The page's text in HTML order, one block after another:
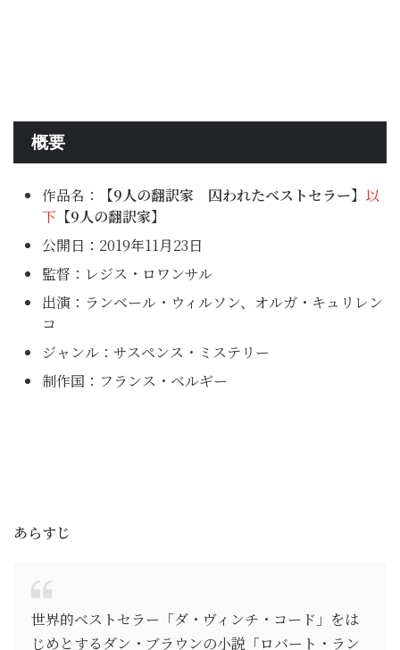
概要
作品名： 【9人の翻訳家 囚われたベストセラー】 以
下 【9人の翻訳家】
公開日：2019年11月23日
監督：レジス・ロワンサル
出演：ランベール・ウィルソン、オルガ・キュリレン
コ
ジャンル：サスペンス・ミステリー
制作国：フランス・ベルギー
あらすじ
世界的ベストセラー「ダ・ヴィンチ・コード」をは
じめとするダン・ブラウンの小説「ロバート・ラン